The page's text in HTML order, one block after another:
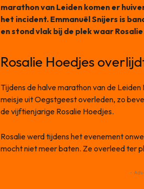
marathon van Leiden komen er
het incident. Emmanuël Snijers is
en stond vlak bij de plek waar
Rosalie Hoedjes
Tijdens de halve marathon van de Leiden
meisje uit Oegstgeest overleden, zo
de vijftienjarige Rosalie Hoedjes.
Rosalie werd tijdens het evenement
mocht niet meer baten. Ze overleed ter
-